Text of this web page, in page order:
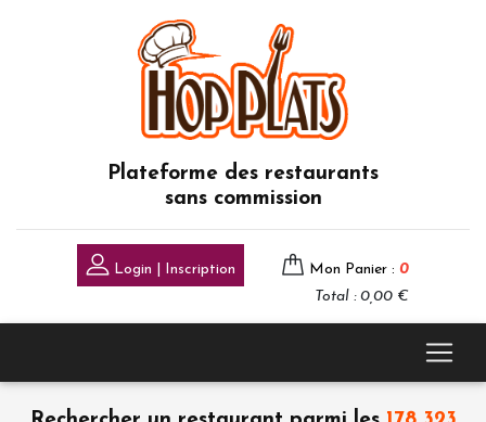
Plateforme des restaurants
sans commission
Login | Inscription Mon Panier : 0
Total : 0,00 €